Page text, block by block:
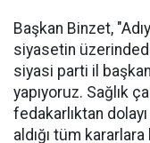
Başkan Binzet,
siyasetin
siyasi parti il
yapıyoruz. Sağlık
fedakarlıktan
aldığı tüm